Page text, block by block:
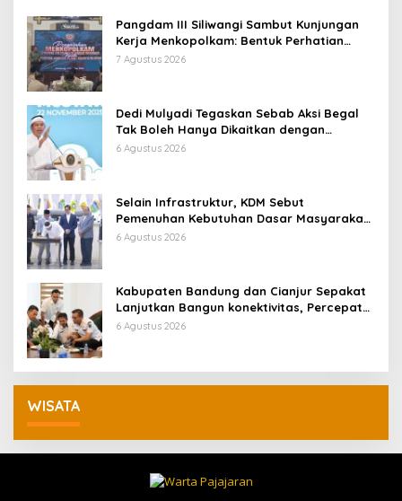
Pangdam III Siliwangi Sambut Kunjungan
Kerja Menkopolkam: Bentuk Perhatian
Pemerintah
7 Agustus 2026
Dedi Mulyadi Tegaskan Sebab Aksi Begal
Tak Boleh Hanya Dikaitkan dengan
Ekonomi
6 Agustus 2026
Selain Infrastruktur, KDM Sebut
Pemenuhan Kebutuhan Dasar Masyarakat
Jadi Fokus APBD Jabar 2027
6 Agustus 2026
Kabupaten Bandung dan Cianjur Sepakat
Lanjutkan Bangun konektivitas, Percepat
Pertumbuhan Ekonomi Daerah
6 Agustus 2026
WISATA